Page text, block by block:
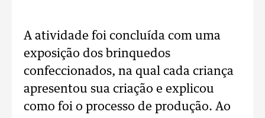
A atividade foi concluída com uma
exposição dos brinquedos
confeccionados, na qual cada criança
apresentou sua criação e explicou
como foi o processo de produção. Ao